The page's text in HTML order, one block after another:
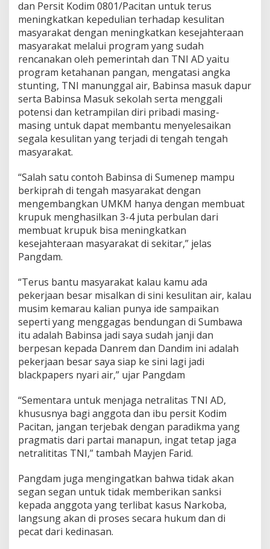
n
g
a
t
k
a
n
g
a
N
e
t
l
i
t
a
s
T
N
dan Persit Kodim 0801/Pacitan untuk terus
meningkatkan kepedulian terhadap kesulitan
masyarakat dengan meningkatkan kesejahteraan
masyarakat melalui program yang sudah
rencanakan oleh pemerintah dan TNI AD yaitu
program ketahanan pangan, mengatasi angka
stunting, TNI manunggal air, Babinsa masuk dapur
serta Babinsa Masuk sekolah serta menggali
potensi dan ketrampilan diri pribadi masing-
masing untuk dapat membantu menyelesaikan
segala kesulitan yang terjadi di tengah tengah
masyarakat.
“Salah satu contoh Babinsa di Sumenep mampu
berkiprah di tengah masyarakat dengan
mengembangkan UMKM hanya dengan membuat
krupuk menghasilkan 3-4 juta perbulan dari
membuat krupuk bisa meningkatkan
kesejahteraan masyarakat di sekitar,” jelas
Pangdam.
“Terus bantu masyarakat kalau kamu ada
pekerjaan besar misalkan di sini kesulitan air, kalau
musim kemarau kalian punya ide sampaikan
seperti yang menggagas bendungan di Sumbawa
itu adalah Babinsa jadi saya sudah janji dan
berpesan kepada Danrem dan Dandim ini adalah
pekerjaan besar saya siap ke sini lagi jadi
blackpapers nyari air,” ujar Pangdam
“Sementara untuk menjaga netralitas TNI AD,
khususnya bagi anggota dan ibu persit Kodim
Pacitan, jangan terjebak dengan paradikma yang
pragmatis dari partai manapun, ingat tetap jaga
netralititas TNI,” tambah Mayjen Farid.
Pangdam juga mengingatkan bahwa tidak akan
segan segan untuk tidak memberikan sanksi
kepada anggota yang terlibat kasus Narkoba,
langsung akan di proses secara hukum dan di
pecat dari kedinasan.